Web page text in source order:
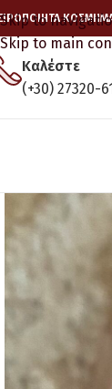
Skip to
Skip to main
Καλέστε
(+30) 27320-